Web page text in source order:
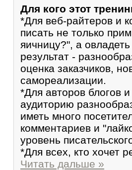
Для кого этот
*Для веб-райтеров и
писать не только
яичницу?", а
результат -
оценка заказчиков,
самореализации.
*Для авторов блогов
аудиторию
иметь много
комментариев и
уровень
*Для всех, кто хочет
Читать дальше »